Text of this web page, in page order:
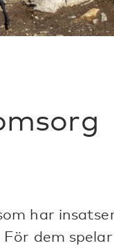
har
För dem